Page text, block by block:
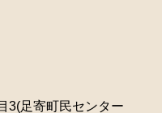
3(足寄町民センター